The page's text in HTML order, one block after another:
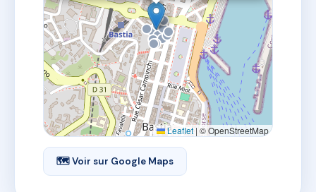
Leaflet | © OpenStreetMap
🗺 Voir sur Google Maps